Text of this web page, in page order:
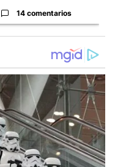
14 comentarios